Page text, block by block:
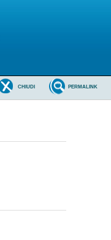
PERMALINK
CHIUDI